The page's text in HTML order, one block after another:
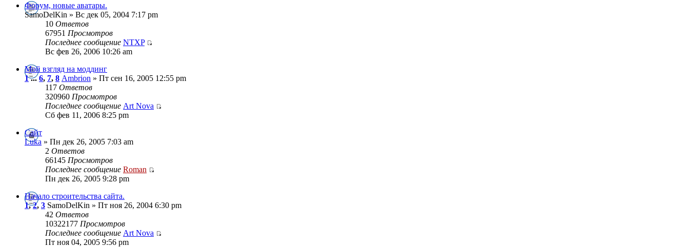
Форум, новые аватары.
SamoDelKin » Вс дек 05, 2004 7:17 pm
10 Ответов
67951 Просмотров
Последнее сообщение NTXP
Вс фев 26, 2006 10:26 am
Мой взгляд на моддинг
1...6, 7, 8 Ambrion » Пт сен 16, 2005 12:55 pm
117 Ответов
320960 Просмотров
Последнее сообщение Art Nova
Сб фев 11, 2006 8:25 pm
Сайт
Luka » Пн дек 26, 2005 7:03 am
2 Ответов
66145 Просмотров
Последнее сообщение Roman
Пн дек 26, 2005 9:28 pm
Начало строительства сайта.
1,2, 3 SamoDelKin » Пт ноя 26, 2004 6:30 pm
42 Ответов
10322177 Просмотров
Последнее сообщение Art Nova
Пт ноя 04, 2005 9:56 pm